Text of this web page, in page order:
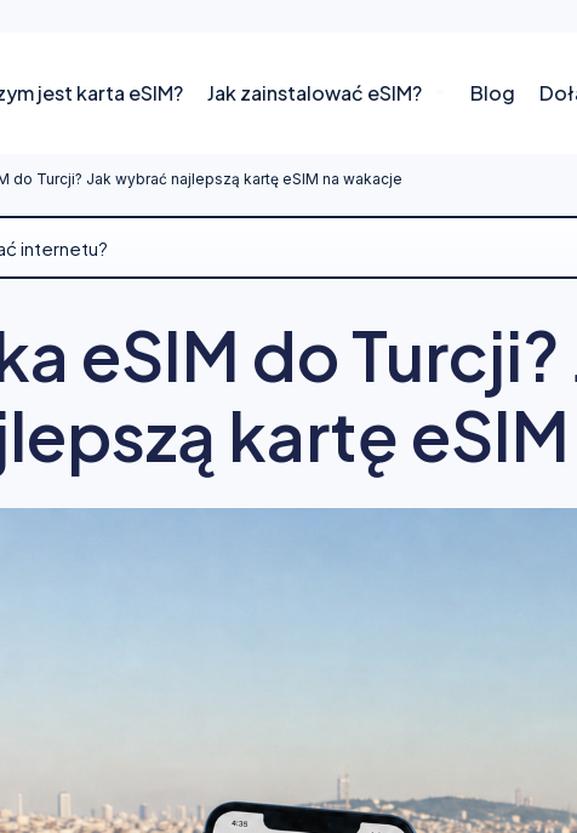
jest karta eSIM? Jak zainstalować eSIM? Blog
do Turcji? Jak wybrać najlepszą kartę eSIM na wakacje
eSIM do
kartę